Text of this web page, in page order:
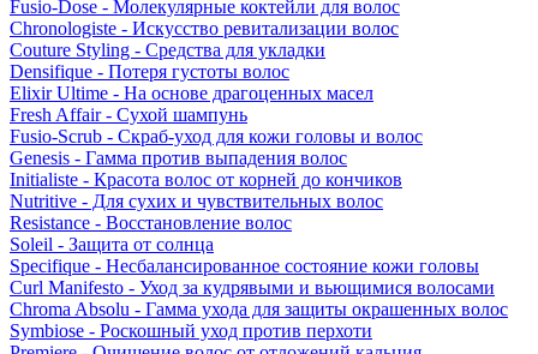
Fusio-Dose - Молекулярные коктейли для волос
Chronologiste - Искусство ревитализации волос
Couture Styling - Средства для укладки
Densifique - Потеря густоты волос
Elixir Ultime - На основе драгоценных масел
Fresh Affair - Сухой шампунь
Fusio-Scrub - Скраб-уход для кожи головы и волос
Genesis - Гамма против выпадения волос
Initialiste - Красота волос от корней до кончиков
Nutritive - Для сухих и чувствительных волос
Resistance - Восстановление волос
Soleil - Защита от солнца
Specifique - Несбалансированное состояние кожи головы
Curl Manifesto - Уход за кудрявыми и вьющимися волосами
Chroma Absolu - Гамма ухода для защиты окрашенных волос
Symbiose - Роскошный уход против перхоти